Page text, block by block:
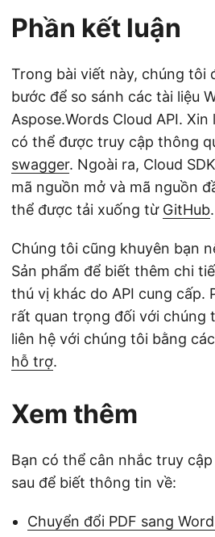
Phần kết luận
Trong bài viết này, chúng tôi
bước để so sánh các tài liệu
Aspose.Words Cloud API.
có thể được truy cập thông
swagger. Ngoài ra, Cloud
mã nguồn mở và mã nguồn
thể được tải xuống từ GitHub.
Chúng tôi cũng khuyên bạn
Sản phẩm để biết thêm chi
thú vị khác do API cung cấp.
rất quan trọng đối với chúng
liên hệ với chúng tôi bằng
hỗ trợ.
Xem thêm
Bạn có thể cân nhắc truy
sau để biết thông tin về:
Chuyển đổi PDF sang